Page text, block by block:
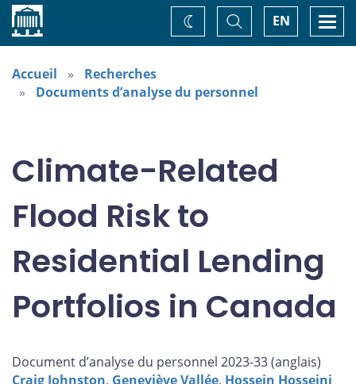
Accueil EN
Basculer
la
recherche
Changez
de
Accueil
Recherches
Documents d’analyse du personnel
Climate-Related
Flood Risk to
Residential Lending
Portfolios in Canada
Document d’analyse du personnel 2023-33 (anglais)
Craig Johnston, Geneviève Vallée, Hossein Hosseini